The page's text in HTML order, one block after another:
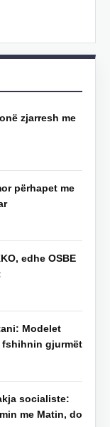
zjarresh me
përhapet me
edhe OSBE
Modelet
fshihnin gjurmët
socialiste:
me Matin, do